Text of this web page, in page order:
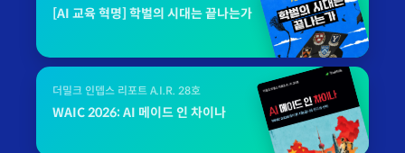
[AI 교육 혁명] 학벌의 시대는 끝나는가
더밀크 인뎁스 리포트 A.I.R. 28호
WAIC 2026: AI 메이드 인 차이나